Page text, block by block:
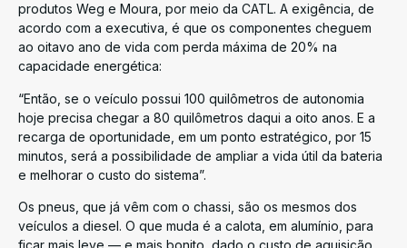
produtos Weg e Moura, por meio da CATL. A exigência, de
acordo com a executiva, é que os componentes cheguem
ao oitavo ano de vida com perda máxima de 20% na
capacidade energética:
“Então, se o veículo possui 100 quilômetros de autonomia
hoje precisa chegar a 80 quilômetros daqui a oito anos. E a
recarga de oportunidade, em um ponto estratégico, por 15
minutos, será a possibilidade de ampliar a vida útil da bateria
e melhorar o custo do sistema”.
Os pneus, que já vêm com o chassi, são os mesmos dos
veículos a diesel. O que muda é a calota, em alumínio, para
ficar mais leve — e mais bonito, dado o custo de aquisição